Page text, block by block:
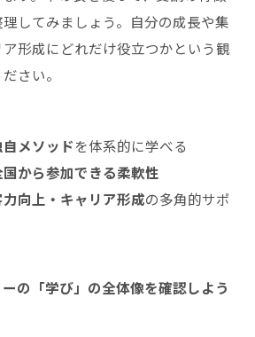
してみましょう。自分の成長や集
形成にどれだけ役立つかという観
さい。
メソッドを体系的に学べる
から参加できる柔軟性
向上・キャリア形成の多角的サポ
の「学び」の全体像を確認しよう